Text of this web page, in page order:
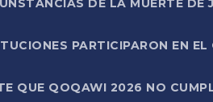
DE LA MUERTE
PARTICIPARON EN
QUE QOQAWI 2026 NO